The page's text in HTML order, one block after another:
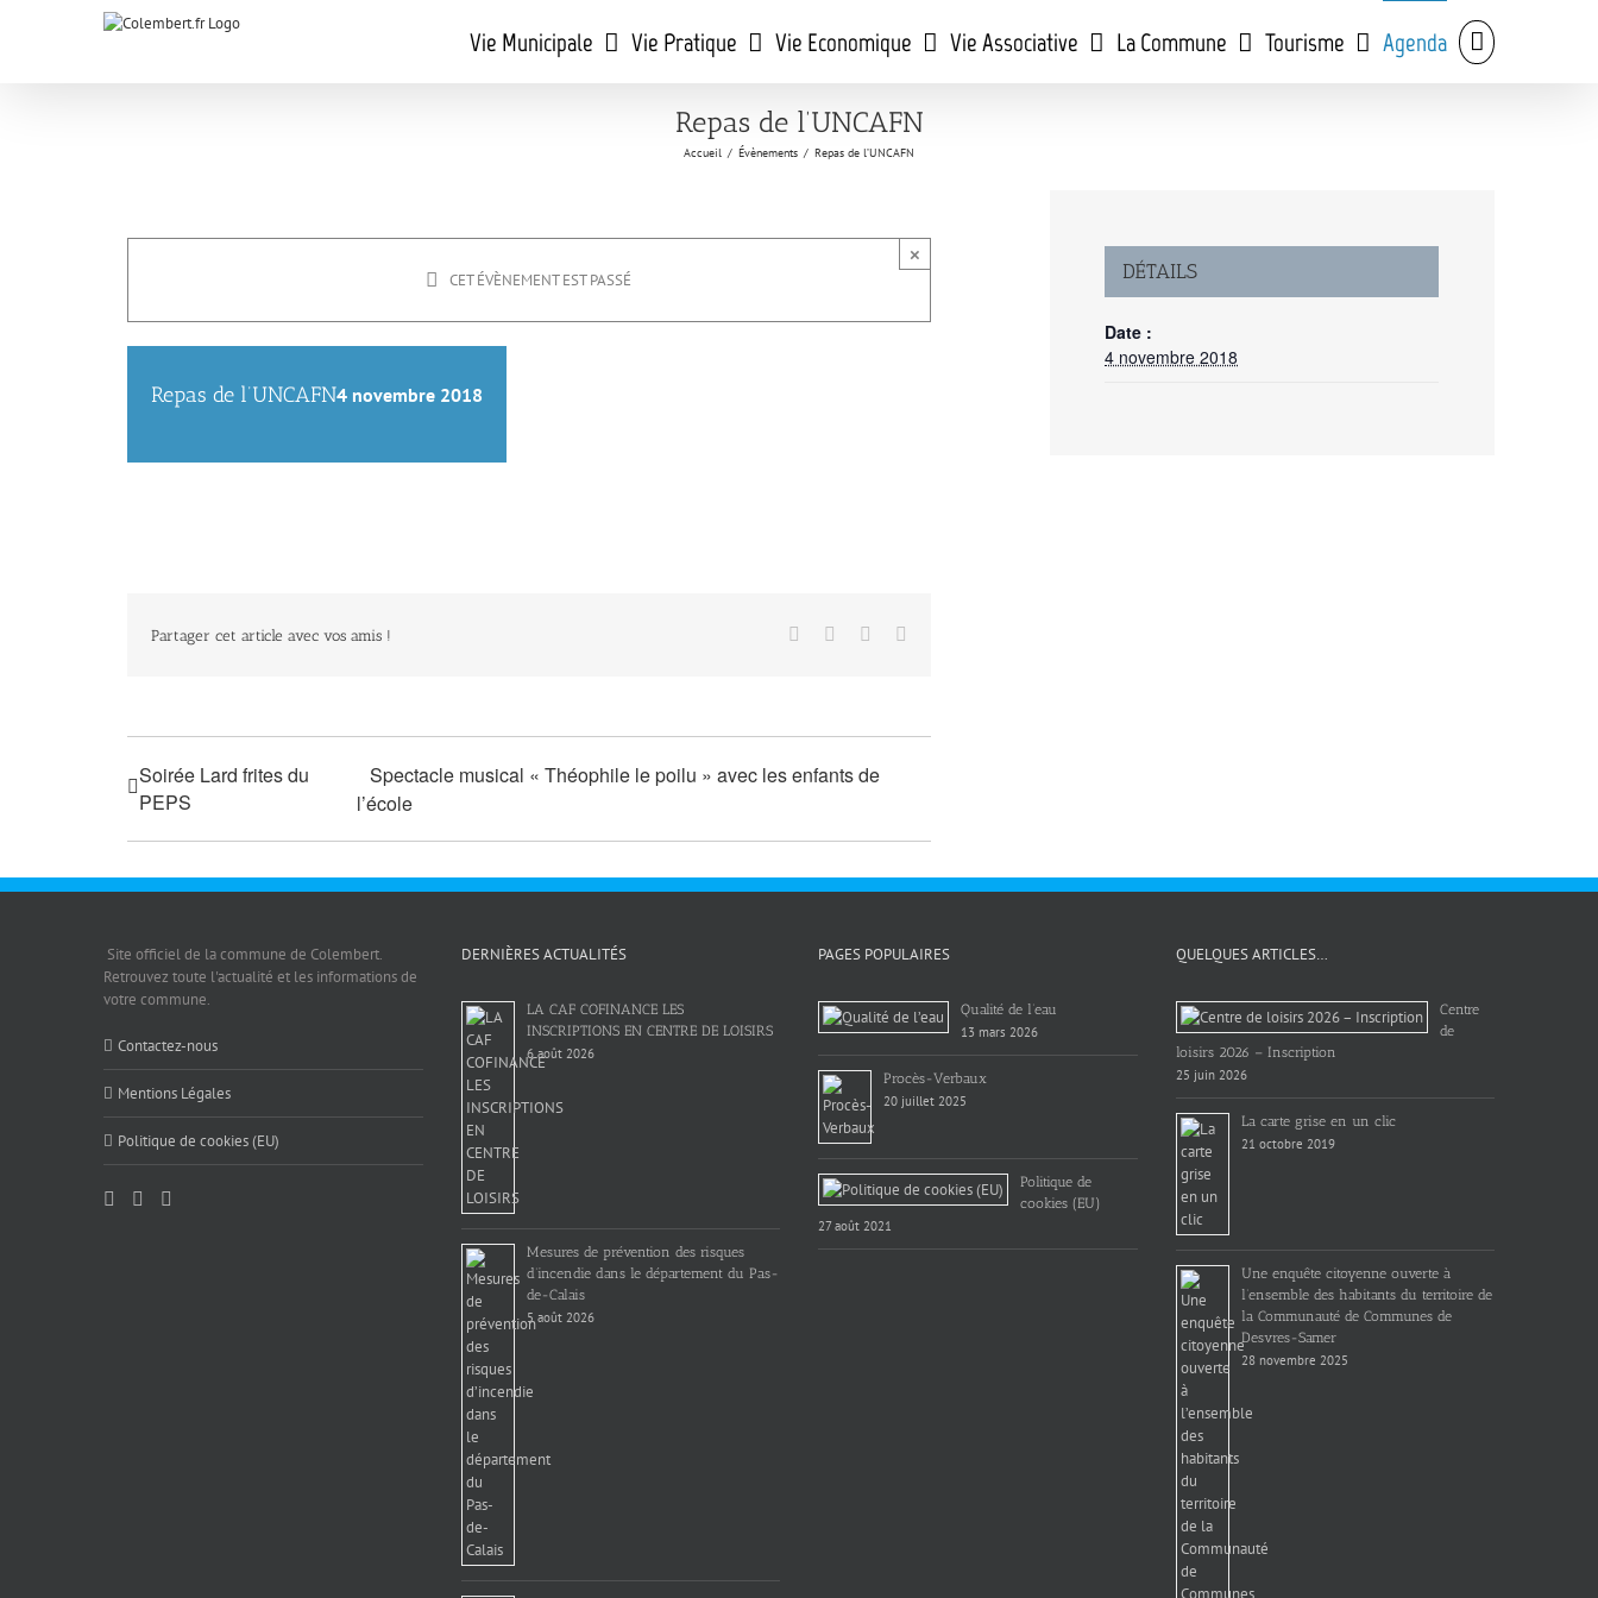
Vie Municipale Vie Pratique Vie Economique Vie Associative La Commune Tourisme Agenda
Repas de l’UNCAFN
Accueil / Évènements / Repas de l’UNCAFN
×
CET ÉVÈNEMENT EST PASSÉ
Repas de l’UNCAFN4 novembre 2018
Partager cet article avec vos amis ! Facebook
TwitterLinkedIn
Soirée Lard frites du
PEPS
Spectacle musical « Théophile le poilu » avec les enfants de
l’école
DÉTAILS
Date :
4 novembre 2018
Site officiel de la commune de Colembert.
Retrouvez toute l'actualité et les informations de
votre commune.
Contactez-nous
Mentions Légales
Politique de cookies (EU)
DERNIÈRES ACTUALITÉS
LA CAF COFINANCE LES
INSCRIPTIONS EN CENTRE DE LOISIRS
6 août 2026
Mesures de prévention des risques
d’incendie dans le département du Pas-
de-Calais
5 août 2026
PAGES POPULAIRES
Qualité de l’eau
13 mars 2026
Procès-Verbaux
20 juillet 2025
Politique de
cookies (EU)
27 août 2021
QUELQUES ARTICLES…
Centre
de
loisirs 2026 – Inscription
25 juin 2026
La carte grise en un clic
21 octobre 2019
Une enquête citoyenne ouverte à
l’ensemble des habitants du territoire de
la Communauté de Communes de
Desvres-Samer
28 novembre 2025